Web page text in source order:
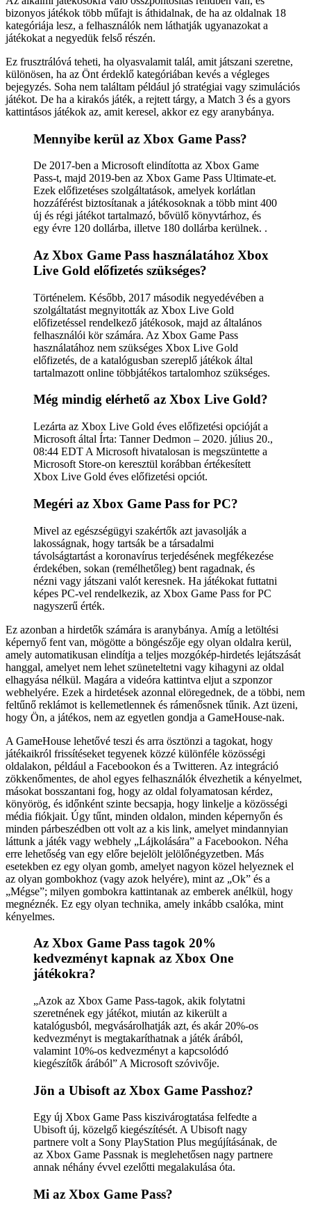
bizonyos játékok több műfajt is áthidalnak, de ha az oldalnak 18
kategóriája lesz, a felhasználók nem láthatják ugyanazokat a
játékokat a negyedük felső részén.
Ez frusztrálóvá teheti, ha olyasvalamit talál, amit játszani szeretne,
különösen, ha az Önt érdeklő kategóriában kevés a végleges
bejegyzés. Soha nem találtam például jó stratégiai vagy szimulációs
játékot. De ha a kirakós játék, a rejtett tárgy, a Match 3 és a gyors
kattintásos játékok az, amit keresel, akkor ez egy aranybánya.
Mennyibe kerül az Xbox Game Pass?
De 2017-ben a Microsoft elindította az Xbox Game
Pass-t, majd 2019-ben az Xbox Game Pass Ultimate-et.
Ezek előfizetéses szolgáltatások, amelyek korlátlan
hozzáférést biztosítanak a játékosoknak a több mint 400
új és régi játékot tartalmazó, bővülő könyvtárhoz, és
egy évre 120 dollárba, illetve 180 dollárba kerülnek. .
Az Xbox Game Pass használatához Xbox
Live Gold előfizetés szükséges?
Történelem. Később, 2017 második negyedévében a
szolgáltatást megnyitották az Xbox Live Gold
előfizetéssel rendelkező játékosok, majd az általános
felhasználói kör számára. Az Xbox Game Pass
használatához nem szükséges Xbox Live Gold
előfizetés, de a katalógusban szereplő játékok által
tartalmazott online többjátékos tartalomhoz szükséges.
Még mindig elérhető az Xbox Live Gold?
Lezárta az Xbox Live Gold éves előfizetési opcióját a
Microsoft által Írta: Tanner Dedmon – 2020. július 20.,
08:44 EDT A Microsoft hivatalosan is megszüntette a
Microsoft Store-on keresztül korábban értékesített
Xbox Live Gold éves előfizetési opciót.
Megéri az Xbox Game Pass for PC?
Mivel az egészségügyi szakértők azt javasolják a
lakosságnak, hogy tartsák be a társadalmi
távolságtartást a koronavírus terjedésének megfékezése
érdekében, sokan (remélhetőleg) bent ragadnak, és
nézni vagy játszani valót keresnek. Ha játékokat futtatni
képes PC-vel rendelkezik, az Xbox Game Pass for PC
nagyszerű érték.
Ez azonban a hirdetők számára is aranybánya. Amíg a letöltési
képernyő fent van, mögötte a böngészője egy olyan oldalra kerül,
amely automatikusan elindítja a teljes mozgókép-hirdetés lejátszását
hanggal, amelyet nem lehet szüneteltetni vagy kihagyni az oldal
elhagyása nélkül. Magára a videóra kattintva eljut a szponzor
webhelyére. Ezek a hirdetések azonnal elöregednek, de a többi, nem
feltűnő reklámot is kellemetlennek és rámenősnek tűnik. Azt üzeni,
hogy Ön, a játékos, nem az egyetlen gondja a GameHouse-nak.
A GameHouse lehetővé teszi és arra ösztönzi a tagokat, hogy
játékaikról frissítéseket tegyenek közzé különféle közösségi
oldalakon, például a Facebookon és a Twitteren. Az integráció
zökkenőmentes, de ahol egyes felhasználók élvezhetik a kényelmet,
másokat bosszantani fog, hogy az oldal folyamatosan kérdez,
könyörög, és időnként szinte becsapja, hogy linkelje a közösségi
média fiókjait. Úgy tűnt, minden oldalon, minden képernyőn és
minden párbeszédben ott volt az a kis link, amelyet mindannyian
láttunk a játék vagy webhely „Lájkolására” a Facebookon. Néha
erre lehetőség van egy előre bejelölt jelölőnégyzetben. Más
esetekben ez egy olyan gomb, amelyet nagyon közel helyeznek el
az olyan gombokhoz (vagy azok helyére), mint az „Ok” és a
„Mégse”; milyen gombokra kattintanak az emberek anélkül, hogy
megnéznék. Ez egy olyan technika, amely inkább csalóka, mint
kényelmes.
Az Xbox Game Pass tagok 20%
kedvezményt kapnak az Xbox One
játékokra?
„Azok az Xbox Game Pass-tagok, akik folytatni
szeretnének egy játékot, miután az kikerült a
katalógusból, megvásárolhatják azt, és akár 20%-os
kedvezményt is megtakaríthatnak a játék árából,
valamint 10%-os kedvezményt a kapcsolódó
kiegészítők árából” A Microsoft szóvivője.
Jön a Ubisoft az Xbox Game Passhoz?
Egy új Xbox Game Pass kiszivárogtatása felfedte a
Ubisoft új, közelgő kiegészítését. A Ubisoft nagy
partnere volt a Sony PlayStation Plus megújításának, de
az Xbox Game Passnak is meglehetősen nagy partnere
annak néhány évvel ezelőtti megalakulása óta.
Mi az Xbox Game Pass?